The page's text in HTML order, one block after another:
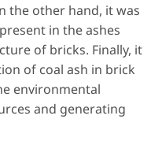
the other hand, it was
in the ashes
of bricks. Finally, it
of coal ash in brick
environmental
and generating